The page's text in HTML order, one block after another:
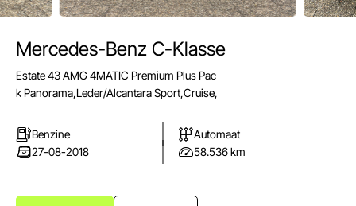
E-mail
info@autoparkuden.nl
&+31413 33 24 24
Adres
5405 BN Uden
Mercedes-Benz C-Klasse
Estate 43 AMG 4MATIC Premium Plus Pac
k Panorama,Leder/Alcantara Sport,Cruise,
Benzine
Automaat
27-08-2018
58.536 km